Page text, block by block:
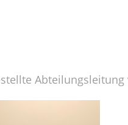
Abteilungsleitung